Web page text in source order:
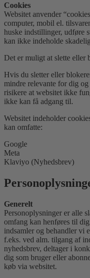
Cookies
Websitet anvender
computer, mobil el.
huske indstillinger, udføre
kan ikke indeholde
Det er muligt at slette eller
Hvis du sletter eller
mindre relevante for dig
risikere at websitet ikke
ikke kan få adgang til.
Websitet indeholder
kan omfatte:
Google
Meta
Klaviyo (Nyhedsbrev)
Generelt
Personoplysninger er alle
omfang kan henføres til
indsamler og behandler vi
f.eks. ved alm. tilgang af
nyhedsbrev, deltager i
dig som bruger eller
køb via websitet.